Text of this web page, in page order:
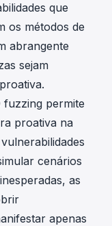
que
os métodos de
abrangente
sejam
fuzzing permite
proativa na
cenários
as
apenas